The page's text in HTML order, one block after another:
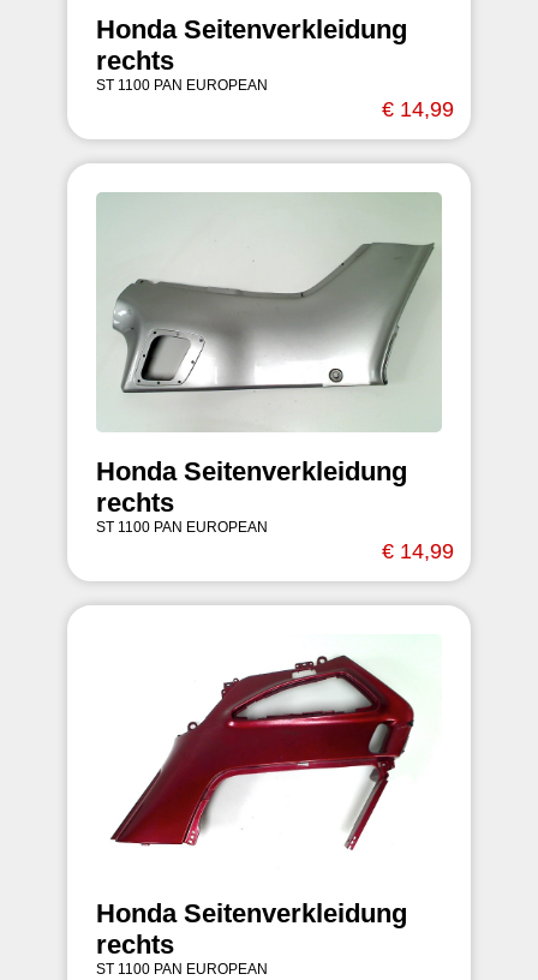
Honda Seitenverkleidung
rechts
ST 1100 PAN EUROPEAN
€ 14,99
Honda Seitenverkleidung
rechts
ST 1100 PAN EUROPEAN
€ 14,99
Honda Seitenverkleidung
rechts
ST 1100 PAN EUROPEAN